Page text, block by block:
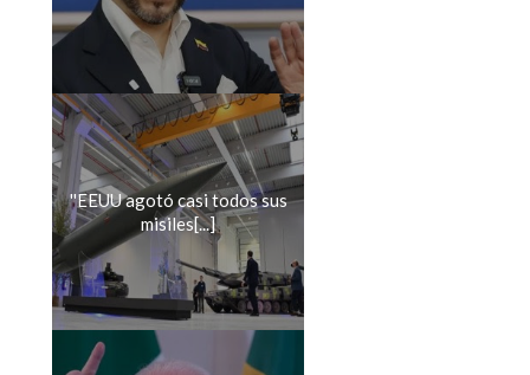
''EEUU agotó casi todos sus
misiles[...]